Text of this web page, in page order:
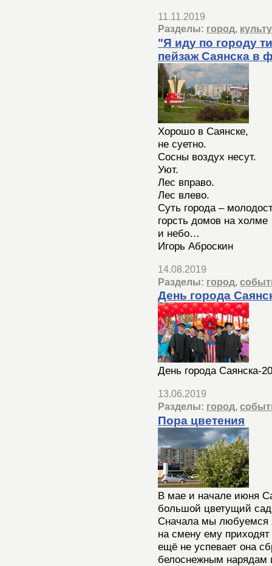
11.11.2019
Разделы: город,
"Я иду по городу
пейзаж Саянска в
Хорошо в Саянске,
не суетно.
Сосны воздух несут.
Уют.
Лес вправо.
Лес влево.
Суть города –
горсть домов на холме
и небо…
Игорь Аброскин
14.08.2019
Разделы: город,
День города
День города Саянска-
13.06.2019
Разделы: город,
Пора цветения
В мае и начале июня
большой цветущий
Сначала мы любуемся
на смену ему
ещё не успевает она
белоснежным нарядам